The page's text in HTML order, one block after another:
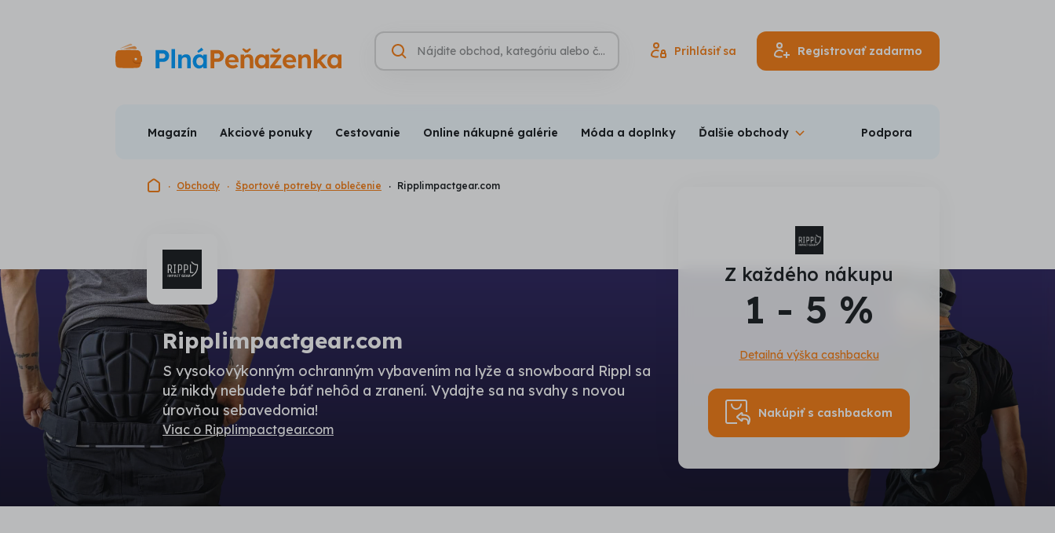
Vyhľadávanie
Hľadať Prihlásiť sa Registrovať zadarmo
Magazín Akciové ponuky Cestovanie Online nákupné galérie Móda a doplnky Ďalšie obchody Podpora
Domovská stránka
Obchody Športové potreby a oblečenie Ripplimpactgear.com
Ripplimpactgear.com
S vysokovýkonným ochranným vybavením na lyže a snowboard Rippl sa
už nikdy nebudete báť nehôd a zranení. Vydajte sa na svahy s novou
úrovňou sebavedomia!
Viac o Ripplimpactgear.com
Z každého nákupu
1 - 5 %
Detailná výška cashbacku
Nakúpiť s cashbackom